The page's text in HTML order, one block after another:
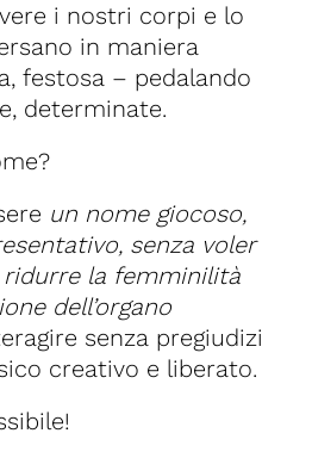
i nostri corpi e lo
in maniera
festosa – pedalando
determinate.
un nome giocoso,
senza voler
la femminilità
dell’organo
senza pregiudizi
creativo e liberato.